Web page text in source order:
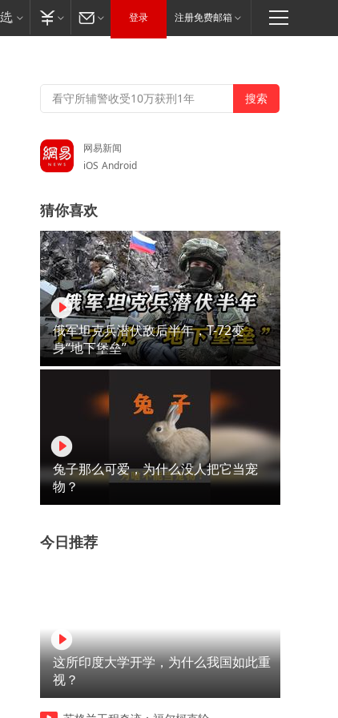
登录 注册免费邮箱
00:32
老哥攥着植物的枝桠，用力一
踩烂一根木头，就能变出主
网易新闻
iOS Android
猜你喜欢
俄军坦克兵潜伏敌后半年，T-72变
身“地下堡垒”
兔子那么可爱，为什么没人把它当宠
物？
今日推荐
这所印度大学开学，为什么我国如此重
视？